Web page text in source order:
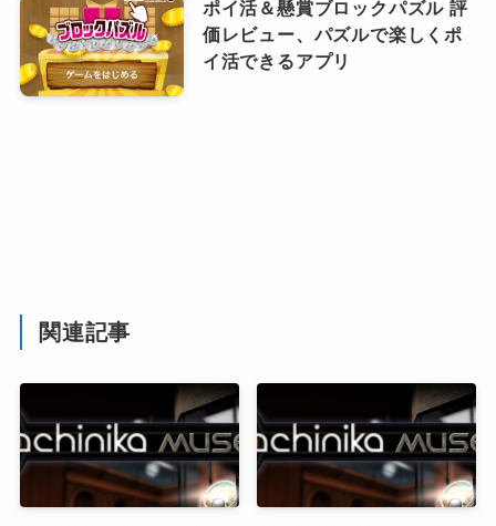
ポイ活＆懸賞ブロックパズル 評
価レビュー、パズルで楽しくポ
イ活できるアプリ
関連記事